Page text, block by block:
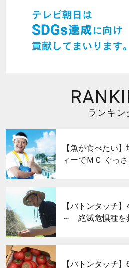
ランキン
サムネイル
【魚が食べたい
ィーでＭＣ ぐっ
【バトンタッチ
～ 絶滅危惧種を
【バトンタッチ